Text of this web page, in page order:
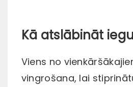
Kā atslābināt
Viens no
vingrošana, lai